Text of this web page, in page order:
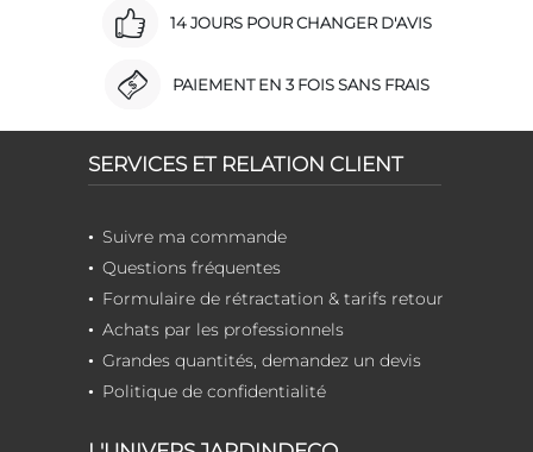
14 JOURS POUR CHANGER D'AVIS
PAIEMENT EN 3 FOIS SANS FRAIS
SERVICES ET RELATION CLIENT
Suivre ma commande
Questions fréquentes
Formulaire de rétractation & tarifs retour
Achats par les professionnels
Grandes quantités, demandez un devis
Politique de confidentialité